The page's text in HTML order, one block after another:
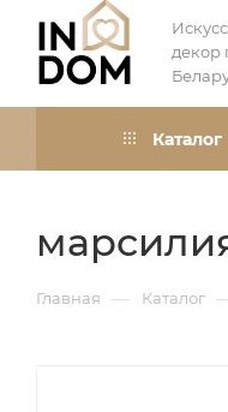
декор
Каталог
Главная — Каталог